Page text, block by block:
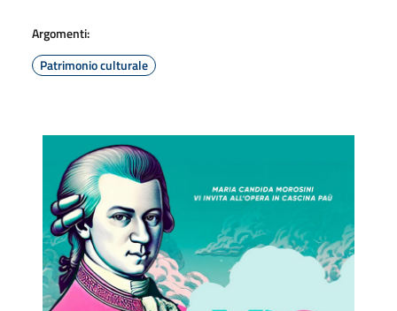
Argomenti:
Patrimonio culturale